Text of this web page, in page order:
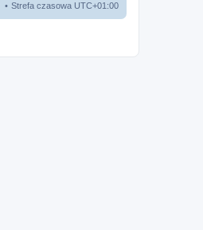
Strefa czasowa UTC+01:00